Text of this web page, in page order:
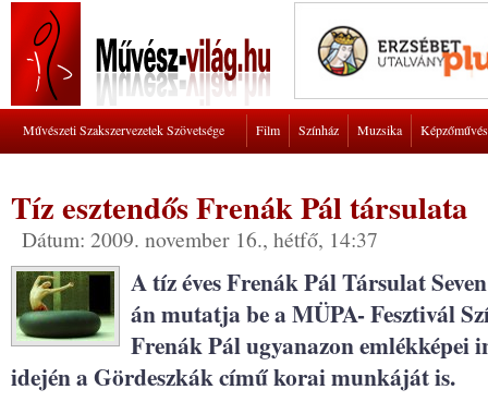
Művészeti Szakszervezetek Szövetsége Film Színház Muzsika
Tíz esztendős Frenák Pál társulata
Dátum: 2009. november 16., hétfő, 14:37
A tíz éves Frenák Pál Társulat
án mutatja be a MÜPA- Fesztivál
Frenák Pál ugyanazon emlékképei
idején a Gördeszkák című korai munkáját is.